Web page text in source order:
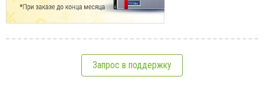
Запрос в поддержку